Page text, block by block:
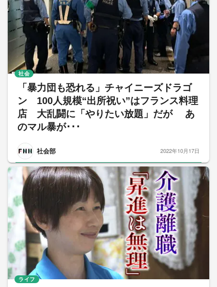
「暴力団も恐れる」チャイニーズドラゴ
ン 100人規模“出所祝い”はフランス料理
店 大乱闘に「やりたい放題」だが あ
のマル暴が･･･
社会部
社会
2022年10月17日
ライフ